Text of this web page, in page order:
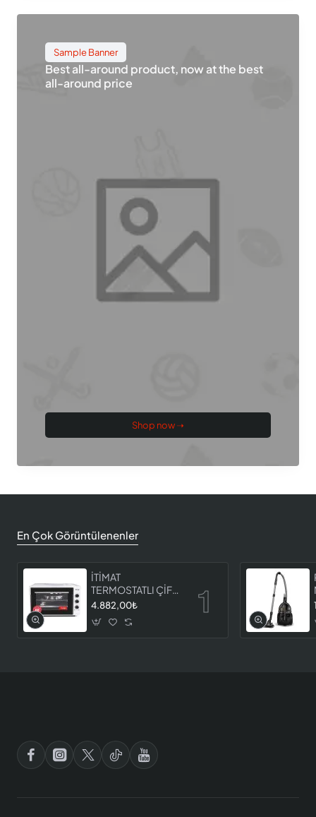
Sample Banner
Best all-around product, now at the best
all-around price
Shop now ➝
En Çok Görüntülenenler
İTİMAT
TERMOSTATLI ÇİFT
CAMLI FIRIN 8060
4.882,00₺